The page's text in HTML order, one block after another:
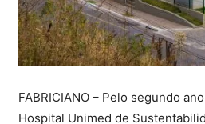
FABRICIANO – Pelo segundo
Hospital Unimed de